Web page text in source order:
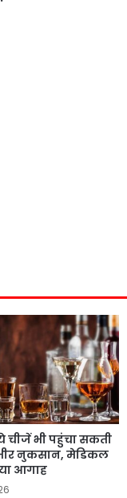
चीजें भी पहुंचा सकती
नुकसान, मेडिकल
आगाह